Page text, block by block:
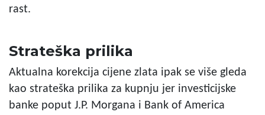
rast.
Strateška prilika
Aktualna korekcija cijene zlata ipak se više gleda
kao strateška prilika za kupnju jer investicijske
banke poput J.P. Morgana i Bank of America